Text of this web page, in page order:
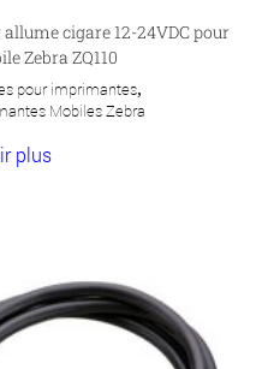
cigare 12-24VDC pour
Zebra ZQ110
pour imprimantes,
Mobiles Zebra
plus